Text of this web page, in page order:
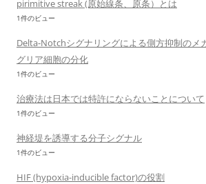
pirimitive streak (原始線条、原条）とは
1件のビュー
Delta-Notchシグナリングによる側方抑制のメ
グリア細胞の分化
1件のビュー
治療法は日本では特許にならないことについて
1件のビュー
神経堤を誘導する分子シグナル
1件のビュー
HIF (hypoxia-inducible factor)の役割